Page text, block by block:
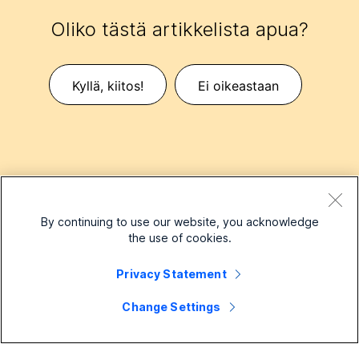
Oliko tästä artikkelista apua?
Kyllä, kiitos! Ei oikeastaan
Hinnoittelu
Webex-sovellus
By continuing to use our website, you acknowledge
the use of cookies.
Privacy Statement
Change Settings